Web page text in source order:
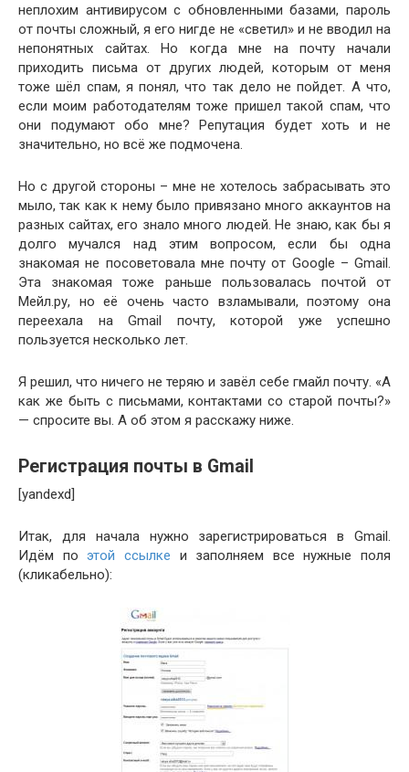
неплохим антивирусом с обновленными базами, пароль
от почты сложный, я его нигде не «светил» и не вводил на
непонятных сайтах. Но когда мне на почту начали
приходить письма от других людей, которым от меня
тоже шёл спам, я понял, что так дело не пойдет. А что,
если моим работодателям тоже пришел такой спам, что
они подумают обо мне? Репутация будет хоть и не
значительно, но всё же подмочена.
Но с другой стороны – мне не хотелось забрасывать это
мыло, так как к нему было привязано много аккаунтов на
разных сайтах, его знало много людей. Не знаю, как бы я
долго мучался над этим вопросом, если бы одна
знакомая не посоветовала мне почту от Google – Gmail.
Эта знакомая тоже раньше пользовалась почтой от
Мейл.ру, но её очень часто взламывали, поэтому она
переехала на Gmail почту, которой уже успешно
пользуется несколько лет.
Я решил, что ничего не теряю и завёл себе гмайл почту. «А
как же быть с письмами, контактами со старой почты?»
— спросите вы. А об этом я расскажу ниже.
Регистрация почты в Gmail
[yandexd]
Итак, для начала нужно зарегистрироваться в Gmail.
Идём поэтой ссылке и заполняем все нужные поля
(кликабельно):